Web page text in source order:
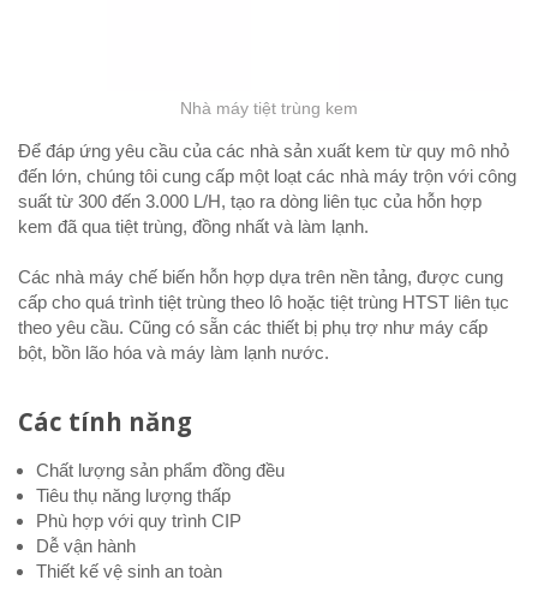
Nhà máy tiệt trùng kem
Để đáp ứng yêu cầu của các nhà sản xuất kem từ quy mô nhỏ
đến lớn, chúng tôi cung cấp một loạt các nhà máy trộn với công
suất từ 300 đến 3.000 L/H, tạo ra dòng liên tục của hỗn hợp
kem đã qua tiệt trùng, đồng nhất và làm lạnh.
Các nhà máy chế biến hỗn hợp dựa trên nền tảng, được cung
cấp cho quá trình tiệt trùng theo lô hoặc tiệt trùng HTST liên tục
theo yêu cầu. Cũng có sẵn các thiết bị phụ trợ như máy cấp
bột, bồn lão hóa và máy làm lạnh nước.
Các tính năng
Chất lượng sản phẩm đồng đều
Tiêu thụ năng lượng thấp
Phù hợp với quy trình CIP
Dễ vận hành
Thiết kế vệ sinh an toàn